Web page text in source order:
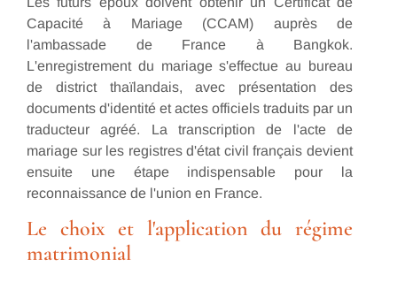
Capacité à Mariage (CCAM) auprès de
l'ambassade de France à Bangkok.
L'enregistrement du mariage s'effectue au bureau
de district thaïlandais, avec présentation des
documents d'identité et actes officiels traduits par un
traducteur agréé. La transcription de l'acte de
mariage sur les registres d'état civil français devient
ensuite une étape indispensable pour la
reconnaissance de l'union en France.
Le choix et l'application du régime
matrimonial